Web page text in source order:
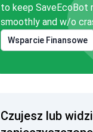
to keep SaveEcoBot
smoothly and w/o
Wsparcie Finansowe
Czujesz lub